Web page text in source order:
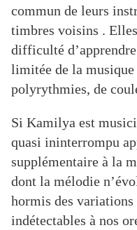
commun de leurs
timbres voisins .
difficulté
limitée de la
polyrythmies, de
Si Kamilya est
quasi ininterrompu
supplémentaire à la
dont la mélodie
hormis des
indétectables à nos